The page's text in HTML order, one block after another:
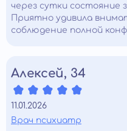
через сутки состояние
Приятно удивила
соблюдение полной
Алексей, 34
11.01.2026
Врач психиатр